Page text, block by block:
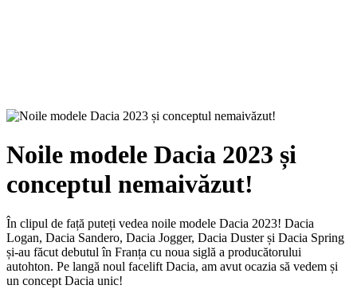
Noile modele Dacia 2023 și
conceptul nemaivăzut!
În clipul de față puteți vedea noile modele Dacia 2023! Dacia
Logan, Dacia Sandero, Dacia Jogger, Dacia Duster și Dacia Spring
și-au făcut debutul în Franța cu noua siglă a producătorului
autohton. Pe langă noul facelift Dacia, am avut ocazia să vedem și
un concept Dacia unic!